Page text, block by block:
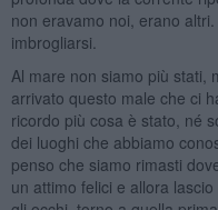
non eravamo noi, erano
imbrogliarsi.
Al mare non siamo più stati,
arrivato questo male che ci
ricordo più cosa è stato, né
dei luoghi che abbiamo
penso che siamo rimasti
un attimo felici e allora